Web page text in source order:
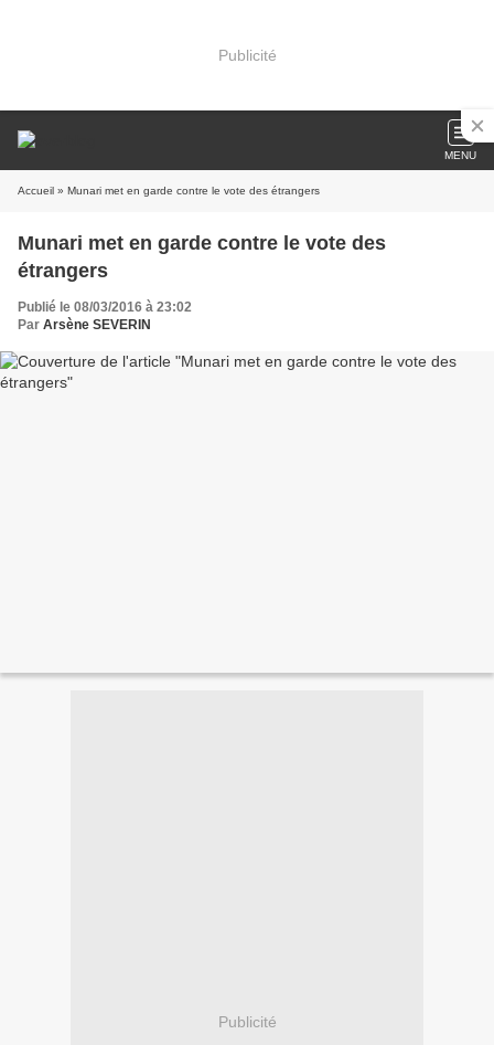
Publicité
MENU
Accueil » Munari met en garde contre le vote des étrangers
Munari met en garde contre le vote des
étrangers
Publié le 08/03/2016 à 23:02
Par Arsène SEVERIN
Publicité